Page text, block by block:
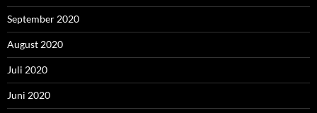
September 2020
August 2020
Juli 2020
Juni 2020